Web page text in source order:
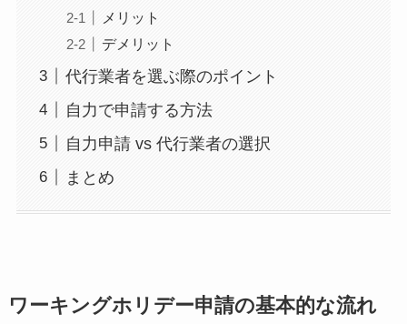
メリット
デメリット
代行業者を選ぶ際のポイント
自力で申請する方法
自力申請 vs 代行業者の選択
まとめ
ワーキングホリデー申請の基本的な流れ